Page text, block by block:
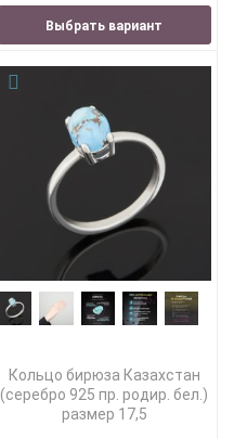
Выбрать вариант
Кольцо бирюза Казахстан
(серебро 925 пр. родир. бел.)
размер 17,5